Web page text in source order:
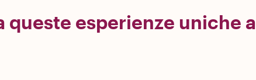
queste esperienze uniche